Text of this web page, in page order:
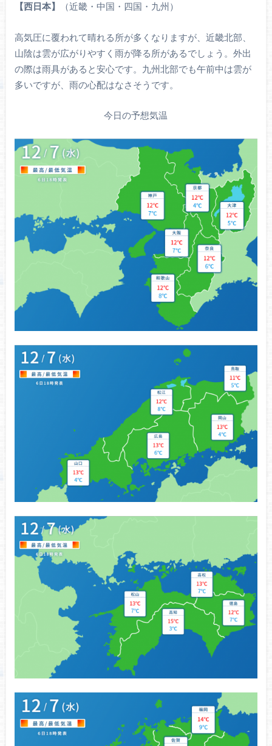
【西日本】 （近畿・中国・四国・九州）
高気圧に覆われて晴れる所が多くなりますが、近畿北部、
山陰は雲が広がりやすく雨が降る所があるでしょう。外出
の際は雨具があると安心です。九州北部でも午前中は雲が
多いですが、雨の心配はなさそうです。
今日の予想気温